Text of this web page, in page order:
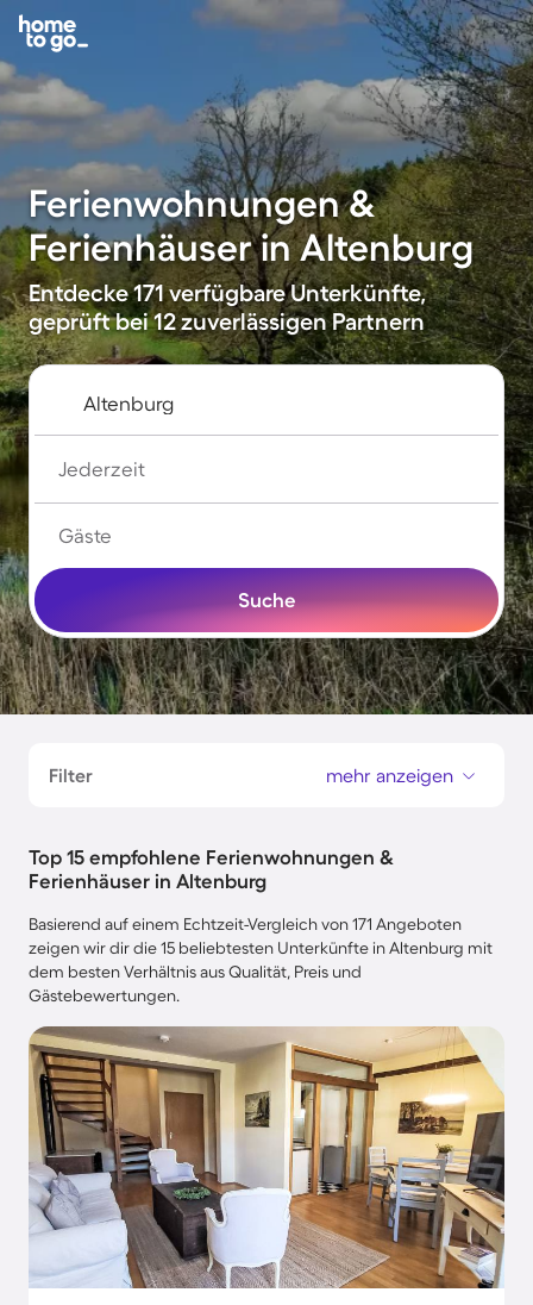
Ferienwohnungen &
Ferienhäuser in Altenburg
Entdecke 171 verfügbare Unterkünfte,
geprüft bei 12 zuverlässigen Partnern
Jederzeit
Gäste
Suche
Filter mehr anzeigen
Top 15 empfohlene Ferienwohnungen &
Ferienhäuser in Altenburg
Basierend auf einem Echtzeit-Vergleich von 171 Angeboten
zeigen wir dir die 15 beliebtesten Unterkünfte in Altenburg mit
dem besten Verhältnis aus Qualität, Preis und
Gästebewertungen.